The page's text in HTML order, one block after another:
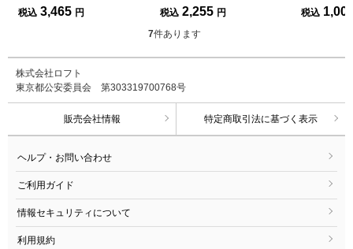
ーモス お弁当箱
税込 3,465 円
税込 2,255 円
ホワイト
税込
7件あります
株式会社ロフト
東京都公安委員会 第303319700768号
販売会社情報 特定商取引法に基づく表示
ヘルプ・お問い合わせ
ご利用ガイド
情報セキュリティについて
利用規約